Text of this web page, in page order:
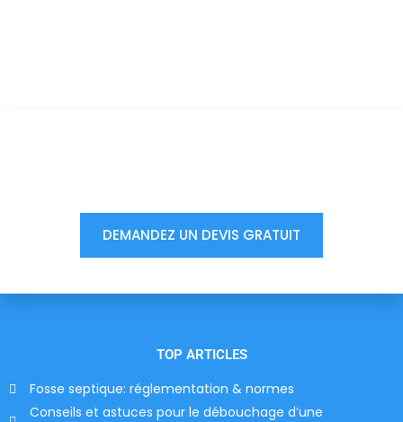
DEMANDEZ UN DEVIS GRATUIT
TOP ARTICLES
Fosse septique: réglementation & normes
Conseils et astuces pour le débouchage d’une